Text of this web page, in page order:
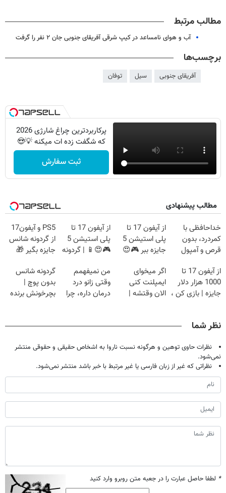
مطالب مرتبط
آب و هوای نامساعد در کیپ شرقی آفریقای جنوبی جان ۲ نفر را گرفت
برچسب‌ها
آفریقای جنوبی سیل توفان
پرکاربردترین چراغ شارژی 2026
که شگفت زده ات میکنه 💡😍
ثبت سفارش
مطالب پیشنهادی
خداحافظی با
کمردرد، بدون
قرص و آمپول
از آیفون 17 تا
پلی استیشن 5
جایزه ببر 🎮😍
گردونه بچرخون
از آیفون 17 تا
پلی استیشن 5
🎮😍📱 | گردونه
ببر
PS5 و آیفون17
از گردونه شانس
جایزه بگیر 🎁
از آیفون 17 تا
1000 هزار دلار
جایزه | بازی کن ،
اگر میخوای
ایمپلنت کنی
الان وقتشه |
من نمیفهمم
وقتی زانو درد
درمان داره، چرا
گردونه شانس
بدون پوچ |
بچرخونش برنده
نظر شما
نظرات حاوی توهین و هرگونه نسبت ناروا به اشخاص حقیقی و حقوقی منتشر
نمی‌شود.
نظراتی که غیر از زبان فارسی یا غیر مرتبط با خبر باشد منتشر نمی‌شود.
* لطفا حاصل عبارت را در جعبه متن روبرو وارد کنید